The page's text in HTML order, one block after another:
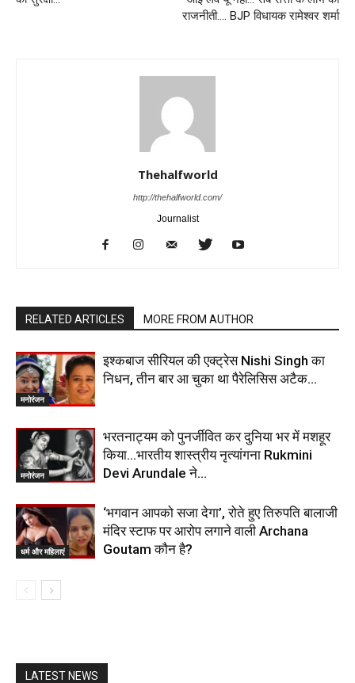
राजनीती…. BJP विधायक रामेश्वर शर्मा
Thehalfworld
http://thehalfworld.com/
Journalist
RELATED ARTICLES MORE FROM AUTHOR
मनोरंजन
इश्कबाज सीरियल की एक्ट्रेस Nishi Singh का
निधन, तीन बार आ चुका था पैरेलिसिस अटैक…
मनोरंजन
भरतनाट्यम को पुनर्जीवित कर दुनिया भर में मशहूर
किया…भारतीय शास्त्रीय नृत्यांगना Rukmini
Devi Arundale ने…
धर्म और महिलाएं
‘भगवान आपको सजा देगा’, रोते हुए तिरुपति बालाजी
मंदिर स्टाफ पर आरोप लगाने वाली Archana
Goutam कौन है?
LATEST NEWS